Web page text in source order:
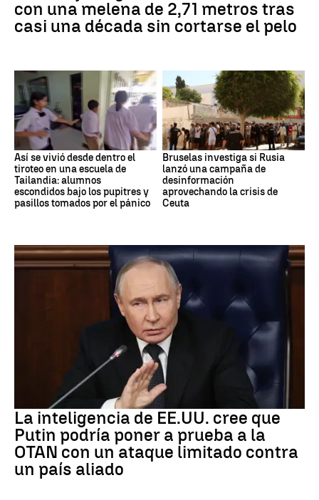
con una melena de 2,71 metros tras
casi una década sin cortarse el pelo
Así se vivió desde dentro el
tiroteo en una escuela de
Tailandia: alumnos
escondidos bajo los pupitres y
pasillos tomados por el pánico
Bruselas investiga si Rusia
lanzó una campaña de
desinformación
aprovechando la crisis de
Ceuta
La inteligencia de EE.UU. cree que
Putin podría poner a prueba a la
OTAN con un ataque limitado contra
un país aliado